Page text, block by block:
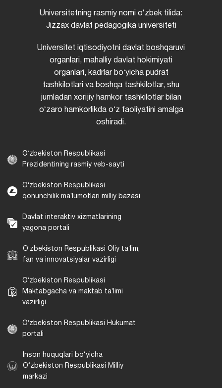
Universitetning rasmiy nomi oʻzbek tilida:
Jizzax davlat pedagogika universiteti
Universitet iqtisodiyotni davlat boshqaruvi
organlari, mahalliy davlat hokimiyati
organlari, kadrlar boʻyicha pudrat
tashkilotlari va boshqa tashkilotlar, shu
jumladan xorijiy hamkor tashkilotlar bilan
oʻzaro hamkorlikda oʻz faoliyatini amalga
oshiradi.
Oʻzbekiston Respublikasi
Prezidentining rasmiy veb-sayti
Oʻzbekiston Respublikasi
qonunchilik maʼlumotlari milliy bazasi
Davlat interaktiv xizmatlarining
yagona portali
Oʻzbekiston Respublikasi Oliy taʼlim,
fan va innovatsiyalar vazirligi
Oʻzbekiston Respublikasi
Maktabgacha va maktab taʼlimi
vazirligi
Oʻzbekiston Respublikasi Hukumat
portali
Inson huquqlari bo‘yicha
O‘zbekiston Respublikasi Milliy
markazi